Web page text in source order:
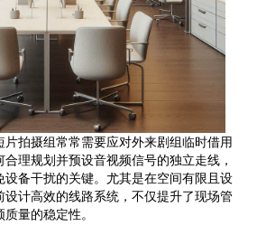
拍摄组常常需要应对外来剧组临时借用
理规划并预设音视频信号的独立走线，
设备干扰的关键。尤其是在空间有限且设
计高效的线路系统，不仅提升了现场管
量的稳定性。